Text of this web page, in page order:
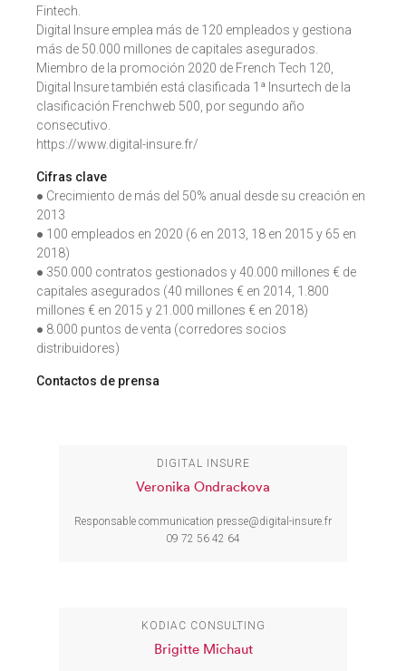
Fintech.
Digital Insure emplea más de 120 empleados y gestiona
más de 50.000 millones de capitales asegurados.
Miembro de la promoción 2020 de French Tech 120,
Digital Insure también está clasificada 1ª Insurtech de la
clasificación Frenchweb 500, por segundo año
consecutivo.
https://www.digital-insure.fr/
Cifras clave
● Crecimiento de más del 50% anual desde su creación en
2013
● 100 empleados en 2020 (6 en 2013, 18 en 2015 y 65 en
2018)
● 350.000 contratos gestionados y 40.000 millones € de
capitales asegurados (40 millones € en 2014, 1.800
millones € en 2015 y 21.000 millones € en 2018)
● 8.000 puntos de venta (corredores socios
distribuidores)
Contactos de prensa
DIGITAL INSURE
Veronika Ondrackova
Responsable communication presse@digital-insure.fr
09 72 56 42 64
KODIAC CONSULTING
Brigitte Michaut